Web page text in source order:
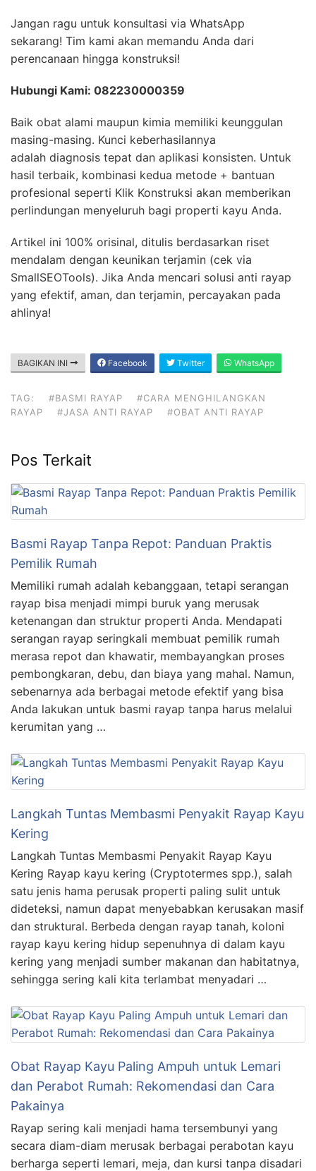
Jangan ragu untuk konsultasi via WhatsApp
sekarang! Tim kami akan memandu Anda dari
perencanaan hingga konstruksi!
Hubungi Kami: 082230000359
Baik obat alami maupun kimia memiliki keunggulan
masing-masing. Kunci keberhasilannya
adalah diagnosis tepat dan aplikasi konsisten. Untuk
hasil terbaik, kombinasi kedua metode + bantuan
profesional seperti Klik Konstruksi akan memberikan
perlindungan menyeluruh bagi properti kayu Anda.
Artikel ini 100% orisinal, ditulis berdasarkan riset
mendalam dengan keunikan terjamin (cek via
SmallSEOTools). Jika Anda mencari solusi anti rayap
yang efektif, aman, dan terjamin, percayakan pada
ahlinya!
BAGIKAN INI Facebook Twitter WhatsApp
TAG: #BASMI RAYAP
#CARA MENGHILANGKAN
RAYAP
#JASA ANTI RAYAP #OBAT ANTI RAYAP
Pos Terkait
Basmi Rayap Tanpa Repot: Panduan Praktis
Pemilik Rumah
Memiliki rumah adalah kebanggaan, tetapi serangan
rayap bisa menjadi mimpi buruk yang merusak
ketenangan dan struktur properti Anda. Mendapati
serangan rayap seringkali membuat pemilik rumah
merasa repot dan khawatir, membayangkan proses
pembongkaran, debu, dan biaya yang mahal. Namun,
sebenarnya ada berbagai metode efektif yang bisa
Anda lakukan untuk basmi rayap tanpa harus melalui
kerumitan yang …
Langkah Tuntas Membasmi Penyakit Rayap Kayu
Kering
Langkah Tuntas Membasmi Penyakit Rayap Kayu
Kering Rayap kayu kering (Cryptotermes spp.), salah
satu jenis hama perusak properti paling sulit untuk
dideteksi, namun dapat menyebabkan kerusakan masif
dan struktural. Berbeda dengan rayap tanah, koloni
rayap kayu kering hidup sepenuhnya di dalam kayu
kering yang menjadi sumber makanan dan habitatnya,
sehingga sering kali kita terlambat menyadari …
Obat Rayap Kayu Paling Ampuh untuk Lemari
dan Perabot Rumah: Rekomendasi dan Cara
Pakainya
Rayap sering kali menjadi hama tersembunyi yang
secara diam-diam merusak berbagai perabotan kayu
berharga seperti lemari, meja, dan kursi tanpa disadari